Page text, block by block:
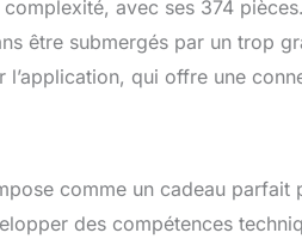
avec ses 374
être submergés par un trop
qui offre une
comme un cadeau
des compétences